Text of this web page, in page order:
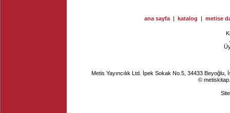
ana sayfa | katalog | metise
Metis Yayıncılık Ltd. İpek Sokak No.5, 34433
©